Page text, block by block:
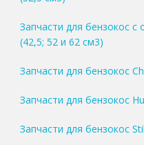
Запчасти для бензокос
(42,5; 52 и 62 см3)
Запчасти для бензокос
Запчасти для бензокос
Запчасти для бензокос